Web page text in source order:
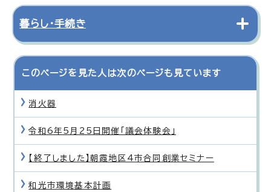
暮らし・手続き
このページを見た人は次のページも見ています
消火器
令和6年5月25日開催「議会体験会」
【終了しました】朝霞地区4市合同創業セミナー
和光市環境基本計画